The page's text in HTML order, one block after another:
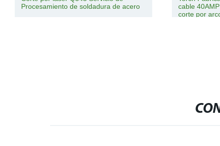
Procesamiento de soldadura de acero
cable
corte por